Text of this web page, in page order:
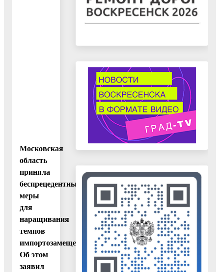
Московская
область
приняла
беспрецедентные
меры
для
наращивания
темпов
импортозамещения.
Об этом
заявил